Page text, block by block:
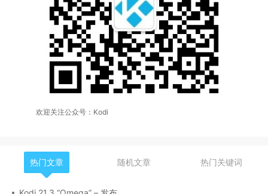
欢迎关注公众号：Kodi
热门文章 随机文章 热门关键词